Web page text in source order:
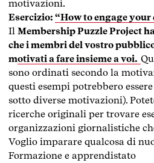
motivazioni.
Esercizio: “How to engage your
Il Membership Puzzle Project
che i membri del vostro
motivati a fare insieme a voi.
sono ordinati secondo la
questi esempi potrebbero
sotto diverse motivazioni).
ricerche originali per trovare
organizzazioni giornalistiche
Voglio imparare qualcosa di
Formazione e apprendistato